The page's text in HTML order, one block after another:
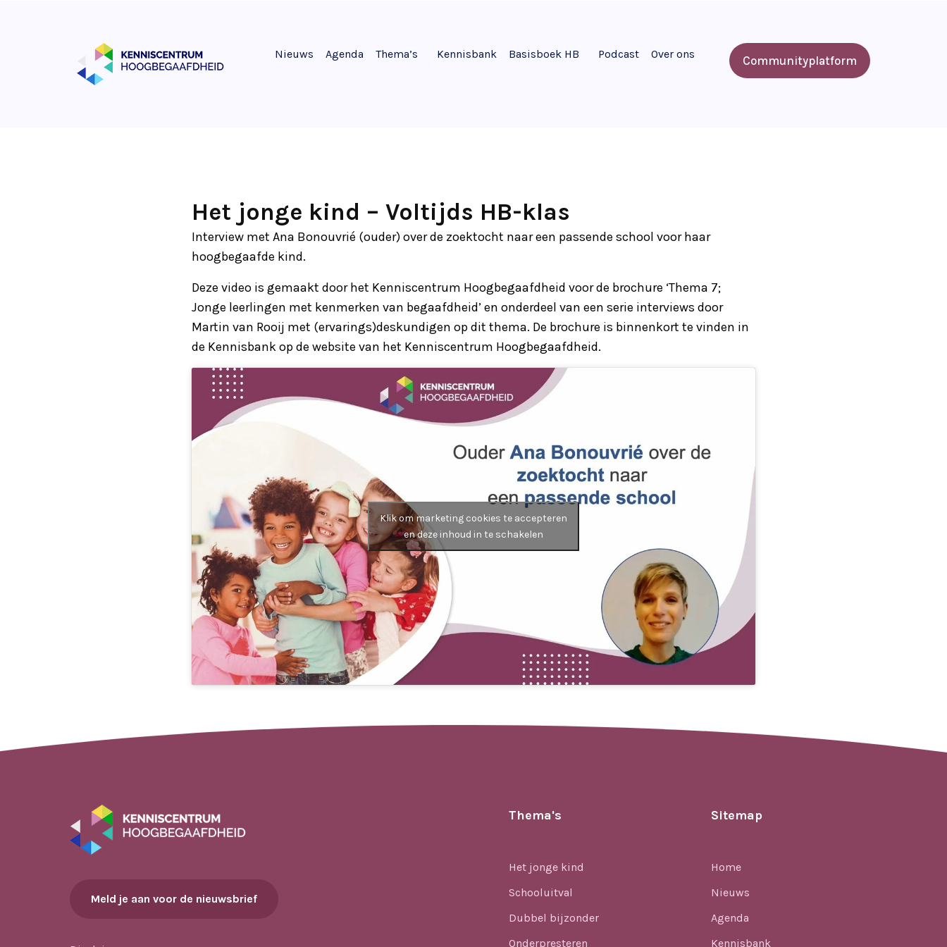
Nieuws Agenda Thema’s Kennisbank Basisboek HB Podcast Over ons Communityplatform
Het jonge kind – Voltijds HB-klas
Interview met Ana Bonouvrié (ouder) over de zoektocht naar een passende school voor haar
hoogbegaafde kind.
Deze video is gemaakt door het Kenniscentrum Hoogbegaafdheid voor de brochure ‘Thema 7;
Jonge leerlingen met kenmerken van begaafdheid’ en onderdeel van een serie interviews door
Martin van Rooij met (ervarings)deskundigen op dit thema. De brochure is binnenkort te vinden in
de Kennisbank op de website van het Kenniscentrum Hoogbegaafdheid.
Klik om marketing cookies te accepteren
en deze inhoud in te schakelen
Meld je aan voor de nieuwsbrief
Thema's
Het jonge kind
Schooluitval
Dubbel bijzonder
Onderpresteren
Sitemap
Home
Nieuws
Agenda
Kennisbank